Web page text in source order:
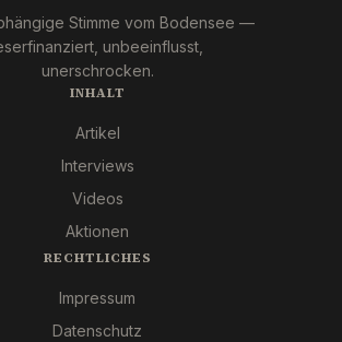
Stimme vom Bodensee —
unbeeinflusst,
unerschrocken.
INHALT
Artikel
Interviews
Videos
Aktionen
RECHTLICHES
Impressum
Datenschutz